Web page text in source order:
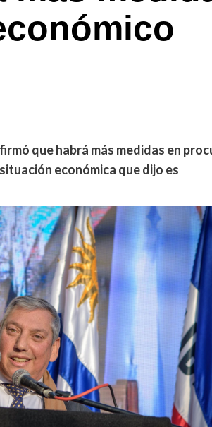
que habrá más medidas en
económica que dijo es